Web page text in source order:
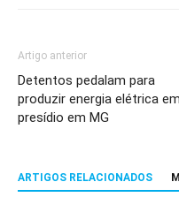
Artigo anterior
Detentos pedalam para
produzir energia elétrica em
presídio em MG
ARTIGOS RELACIONADOS